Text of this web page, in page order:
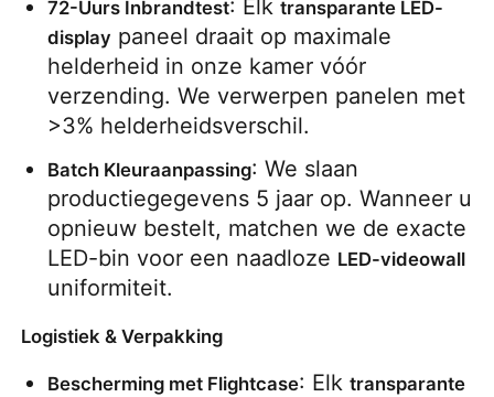
72-Uurs Inbrandtest: Elk transparante LED-
display paneel draait op maximale
helderheid in onze kamer vóór
verzending. We verwerpen panelen met
>3% helderheidsverschil.
Batch Kleuraanpassing: We slaan
productiegegevens 5 jaar op. Wanneer u
opnieuw bestelt, matchen we de exacte
LED-bin voor een naadloze LED-videowall
uniformiteit.
Logistiek & Verpakking
Bescherming met Flightcase: Elk transparante